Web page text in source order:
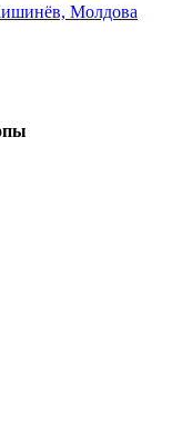
Молдова